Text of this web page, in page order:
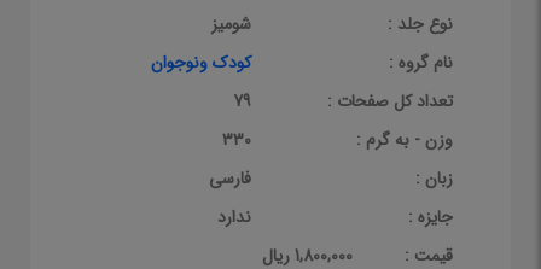
نوع جلد :
شومیز
نام گروه :
کودک ونوجوان
تعداد کل صفحات :
79
وزن - به گرم :
330
زبان :
فارسی
جایزه :
ندارد
قيمت :
1,800,000 ریال